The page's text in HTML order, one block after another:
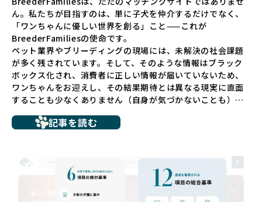
ん。私たちが目指すのは、単に子犬を仲介するだけでなく、
「ワンちゃんに優しい世界を創る」こと——これが
BreederFamiliesの使命です。
ペット業界やブリーディングの現場には、未解決の社会課題
が多く残されています。そして、そのような情報はブラック
ボックス化され、消費者に正しい情報が届いていないため、
ワンちゃんをお迎えし、その結果期待とは異なる現実に直面
することも少なくありません（自身が気づかないことも）。
ち、健康面や社会性に問題を抱えていたり、またブリーダー
いるというケースもあります。こうした問題は、消費者にと
っても大きな負担であり、ワンちゃん自身にとっても非常に
だからこそ、私たちは正しい情報と安心して選べる場所を提
記事を読む